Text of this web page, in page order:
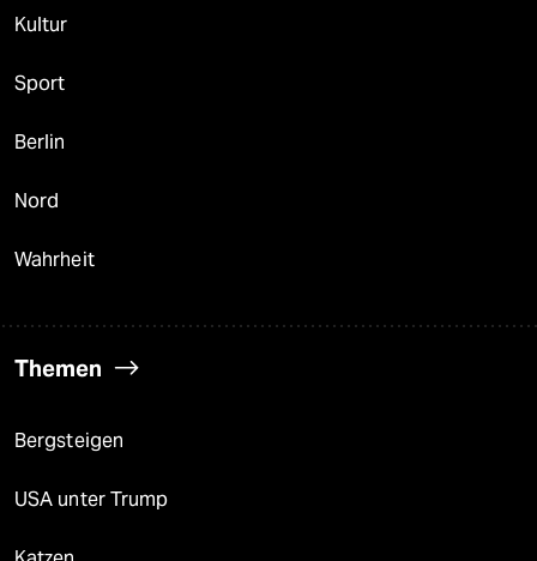
Kultur
Sport
Berlin
Nord
Wahrheit
Themen
Bergsteigen
USA unter Trump